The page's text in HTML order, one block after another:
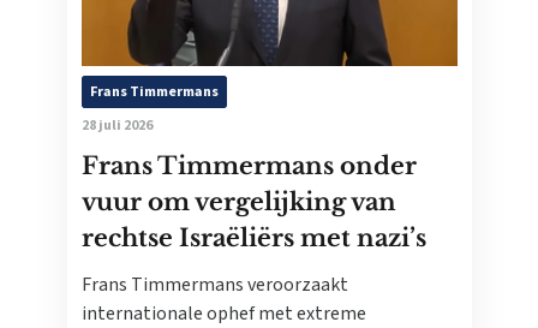
Frans Timmermans
28 juli 2026
Frans Timmermans onder
vuur om vergelijking van
rechtse Israëliërs met nazi’s
Frans Timmermans veroorzaakt
internationale ophef met extreme